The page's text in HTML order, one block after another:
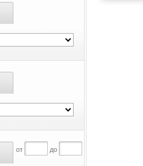
от до